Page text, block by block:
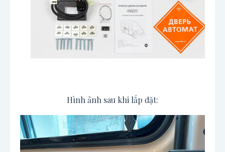
Hình ảnh sau khi lắp đặt: